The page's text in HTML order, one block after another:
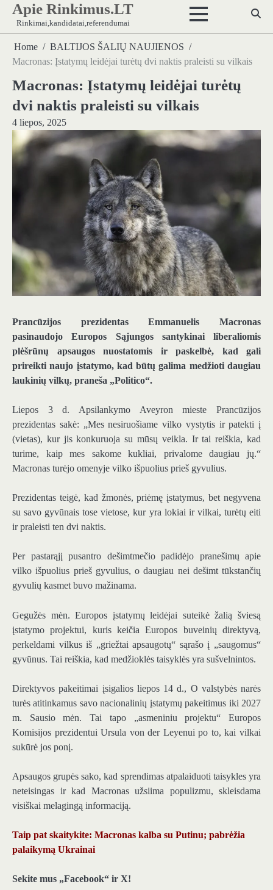
Skip
content
Apie Rinkimus.LT
Rinkimai,kandidatai,referendumai
Home
BALTIJOS ŠALIŲ NAUJIENOS
Macronas: Įstatymų leidėjai turėtų dvi naktis praleisti su vilkais
Macronas: Įstatymų leidėjai turėtų
dvi naktis praleisti su vilkais
4 liepos, 2025
Prancūzijos prezidentas Emmanuelis Macronas
pasinaudojo Europos Sąjungos santykinai liberaliomis
plėšrūnų apsaugos nuostatomis ir paskelbė, kad gali
prireikti naujo įstatymo, kad būtų galima medžioti daugiau
laukinių vilkų, praneša „Politico“.
Liepos 3 d. Apsilankymo Aveyron mieste Prancūzijos
prezidentas sakė: „Mes nesiruošiame vilko vystytis ir patekti į
(vietas), kur jis konkuruoja su mūsų veikla. Ir tai reiškia, kad
turime, kaip mes sakome kukliai, privalome daugiau jų.“
Macronas turėjo omenyje vilko išpuolius prieš gyvulius.
Prezidentas teigė, kad žmonės, priėmę įstatymus, bet negyvena
su savo gyvūnais tose vietose, kur yra lokiai ir vilkai, turėtų eiti
ir praleisti ten dvi naktis.
Per pastarąjį pusantro dešimtmečio padidėjo pranešimų apie
vilko išpuolius prieš gyvulius, o daugiau nei dešimt tūkstančių
gyvulių kasmet buvo mažinama.
Gegužės mėn. Europos įstatymų leidėjai suteikė žalią šviesą
įstatymo projektui, kuris keičia Europos buveinių direktyvą,
perkeldami vilkus iš „griežtai apsaugotų“ sąrašo į „saugomus“
gyvūnus. Tai reiškia, kad medžioklės taisyklės yra sušvelnintos.
Direktyvos pakeitimai įsigalios liepos 14 d., O valstybės narės
turės atitinkamus savo nacionalinių įstatymų pakeitimus iki 2027
m. Sausio mėn. Tai tapo „asmeniniu projektu“ Europos
Komisijos prezidentui Ursula von der Leyenui po to, kai vilkai
sukūrė jos ponį.
Apsaugos grupės sako, kad sprendimas atpalaiduoti taisykles yra
neteisingas ir kad Macronas užsiima populizmu, skleisdama
visiškai melagingą informaciją.
Taip pat skaitykite: Macronas kalba su Putinu; pabrėžia
palaikymą Ukrainai
Sekite mus „Facebook“ ir X!